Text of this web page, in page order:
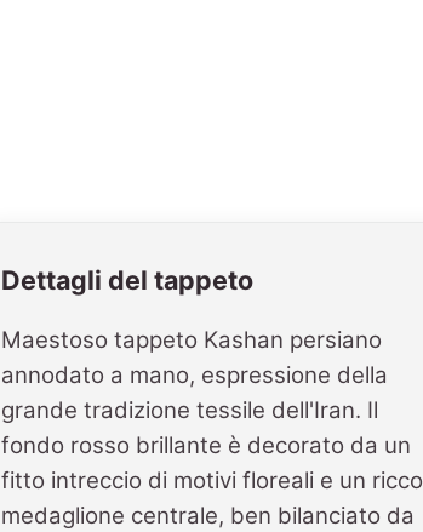
Dettagli del tappeto
Maestoso tappeto Kashan persiano
annodato a mano, espressione della
grande tradizione tessile dell'Iran. Il
fondo rosso brillante è decorato da un
fitto intreccio di motivi floreali e un ricco
medaglione centrale, ben bilanciato da